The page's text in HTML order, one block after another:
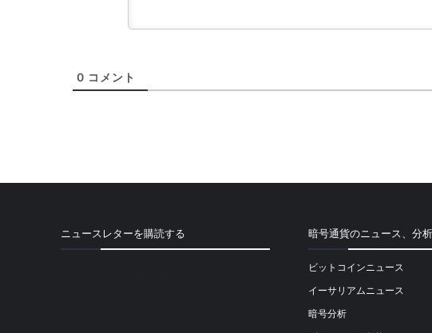
0 コメント
ニュースレターを購読する 暗号通貨のニュース、分
ビットコインニュース
イーサリアムニュース
暗号分析